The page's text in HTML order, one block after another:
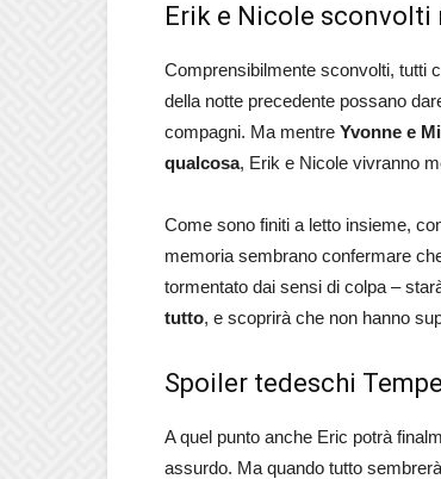
Erik e Nicole sconvolti
Comprensibilmente sconvolti, tutti
della notte precedente possano
compagni. Ma mentre Yvonne e
qualcosa, Erik e Nicole vivranno
Come sono finiti a letto insieme,
memoria sembrano confermare
tormentato dai sensi di colpa –
tutto, e scoprirà che non hanno
Spoiler tedeschi
A quel punto anche Eric potrà
assurdo. Ma quando tutto